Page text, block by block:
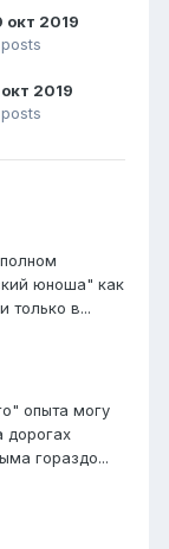
окт 2019
posts
2019
юноша" как
только в...
опыта могу
дорогах
гораздо...